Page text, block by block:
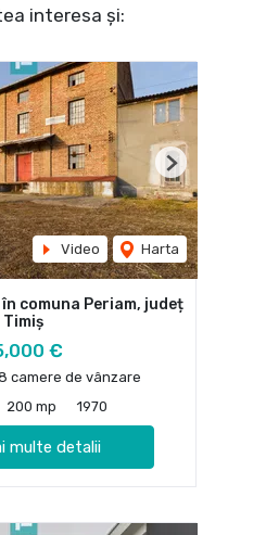
interesa și:
Video Harta
Next
comuna Periam, județ
Timiș
€
camere de vânzare
200 mp 1970
multe detalii